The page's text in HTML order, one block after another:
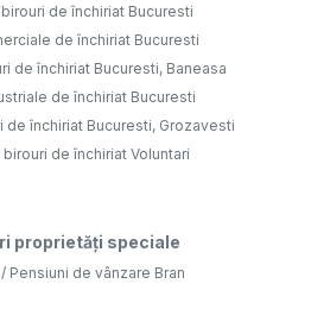
de închiriat Bucuresti
de închiriat Bucuresti
de închiriat Bucuresti, Baneasa
de închiriat Bucuresti
de închiriat Bucuresti, Grozavesti
de închiriat Voluntari
proprietăți speciale
Pensiuni de vânzare Bran